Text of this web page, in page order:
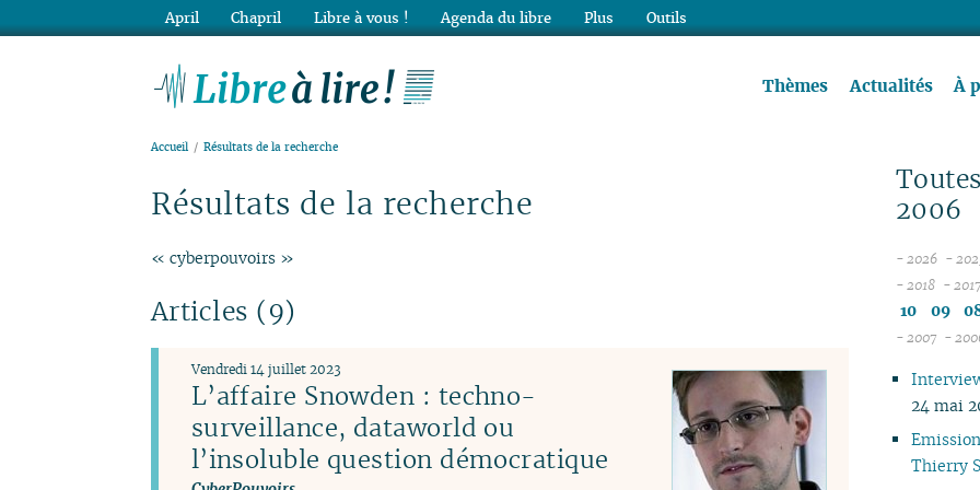
Thèmes Actualités À
Accueil Résultats de la recherche
Résultats de la recherche
« cyberpouvoirs »
Articles (9)
L’affaire Snowden : techno-
surveillance, dataworld ou
l’insoluble question démocratique
Vendredi 14 juillet 2023
2006
- 2026
07
04
03
02
01
-
- 2018
12
09
08
07
06
- 2017
10
09
- 2007 -
24 mai
Thierry
April Chapril Libre à vous ! Agenda du libre Plus Outils